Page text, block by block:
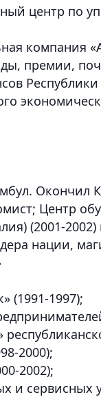
центр по
компания
премии,
Республики
Окончил
Центр
(2001-
нации,
(1991-1997);
2000);
2002);
и сервисных